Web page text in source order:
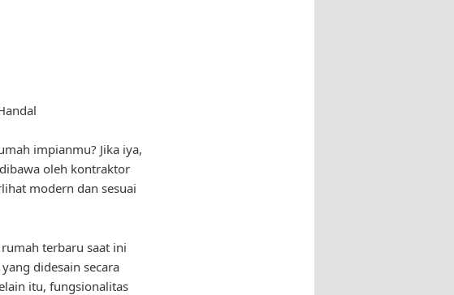
impianmu? Jika iya,
oleh kontraktor
modern dan sesuai
terbaru saat ini
didesain secara
itu, fungsionalitas